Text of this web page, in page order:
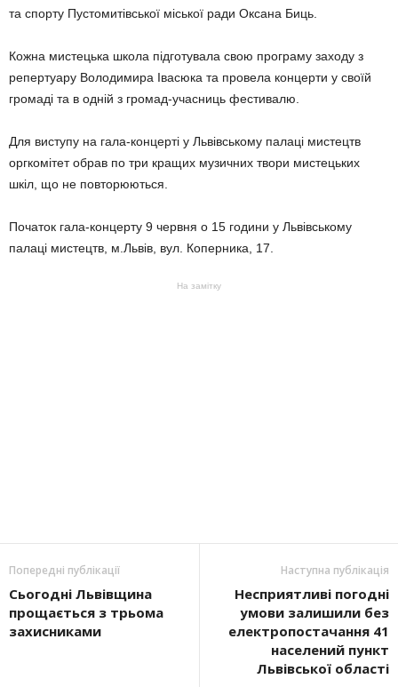
та спорту Пустомитівської міської ради Оксана Биць.
Кожна мистецька школа підготувала свою програму заходу з
репертуару Володимира Івасюка та провела концерти у своїй
громаді та в одній з громад-учасниць фестивалю.
Для виступу на гала-концерті у Львівському палаці мистецтв
оргкомітет обрав по три кращих музичних твори мистецьких
шкіл, що не повторюються.
Початок гала-концерту 9 червня о 15 години у Львівському
палаці мистецтв, м.Львів, вул. Коперника, 17.
На замітку
Попередні публікації
Сьогодні Львівщина
прощається з трьома
захисниками
Наступна публікація
Несприятливі погодні
умови залишили без
електропостачання 41
населений пункт
Львівської області